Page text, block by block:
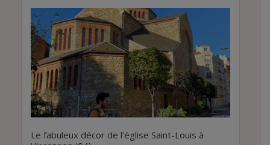
Le fabuleux décor de l’église Saint-Louis à